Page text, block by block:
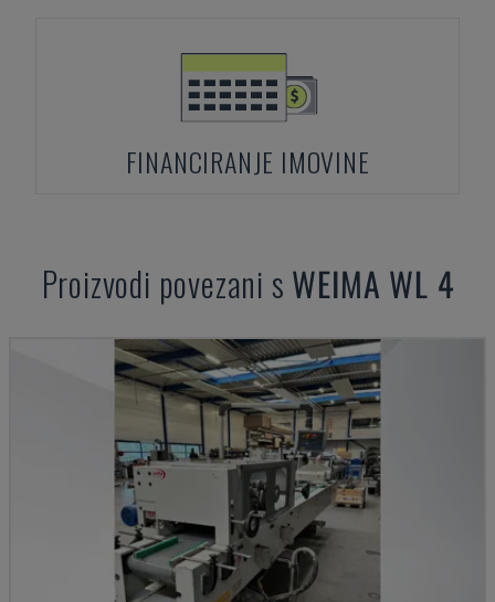
FINANCIRANJE IMOVINE
Proizvodi povezani s WEIMA WL 4